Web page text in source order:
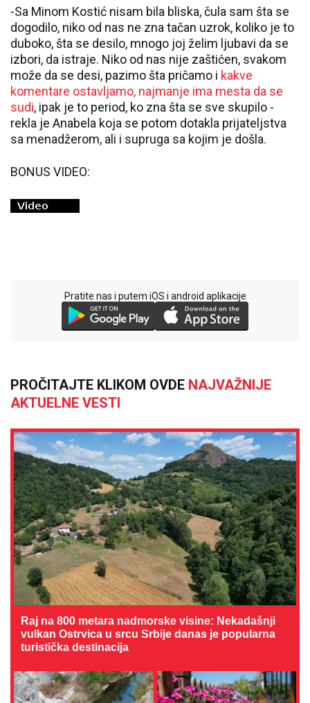
-Sa Minom Kostić nisam bila bliska, čula sam šta se
dogodilo, niko od nas ne zna tačan uzrok, koliko je to
duboko, šta se desilo, mnogo joj želim ljubavi da se
izbori, da istraje. Niko od nas nije zaštićen, svakom
može da se desi, pazimo šta pričamo i kakve
komentare ostavljamo, najmanje ima mesta da se
sudi, ipak je to period, ko zna šta se sve skupilo -
rekla je Anabela koja se potom dotakla prijateljstva
sa menadžerom, ali i supruga sa kojim je došla.
BONUS VIDEO:
Pratite nas i putem iOS i android aplikacije
PROČITAJTE KLIKOM OVDE NAJVAŽNIJE
AKTUELNE VESTI
Raj na 800 metara nadmorske visine: Nekadašnji
vulkan Ostrvica u srcu Srbije danas je popularna
turistička destinacija